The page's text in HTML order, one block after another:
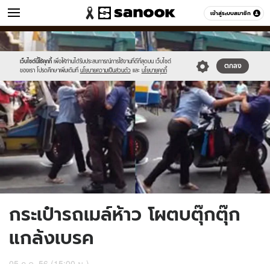
เข้าสู่ระบบสมาชิก
ข่าว หมวดอื่นๆ
เว็บไซต์นี้ใช้คุกกี้ เพื่อให้ท่านได้รับประสบการณ์การใช้งานที่ดีที่สุดบน เว็บไซต์
ของเรา โปรดศึกษาเพิ่มเติมที่ นโยบายความเป็นส่วนตัว และ นโยบายคุกกี้
ตกลง
Sanook
//s.isanook.com/sr/0/images/logo-
new-
sanook.png
600
60
//s.isanook.com/ns/0/ud/239/1195537/2.jpg
กระเป๋ารถเมล์ห้าว โผตบตุ๊กตุ๊ก
แกล้งเบรค